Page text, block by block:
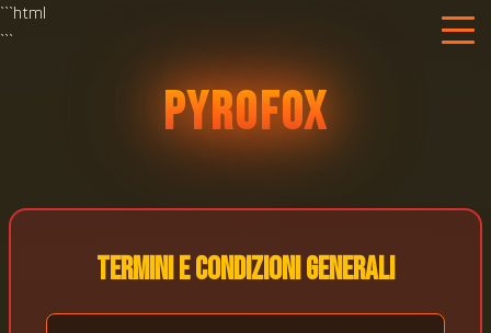
```html
```
PYROFOX
Termini e Condizioni Generali